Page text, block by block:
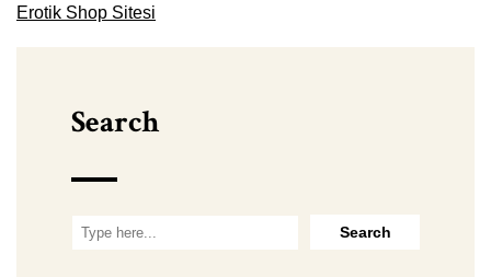
Erotik Shop Sitesi
Search